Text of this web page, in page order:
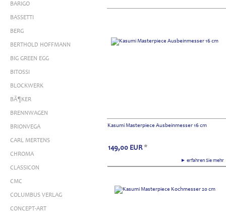
BARIGO
BASSETTI
BERG
BERTHOLD HOFFMANN
BIG GREEN EGG
BITOSSI
BLOCKWERK
BÃ¶KER
BRENNWAGEN
BRIONVEGA
CARL MERTENS
CHROMA
CLASSICON
CMC
COLUMBUS VERLAG
CONCEPT-ART
Kasumi Masterpiece Ausbeinmesser 16 cm
► erfahren Sie
149,00 EUR *